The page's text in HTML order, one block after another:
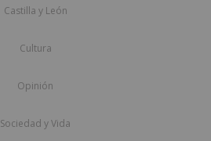
Castilla y León
Cultura
Opinión
Sociedad y Vida